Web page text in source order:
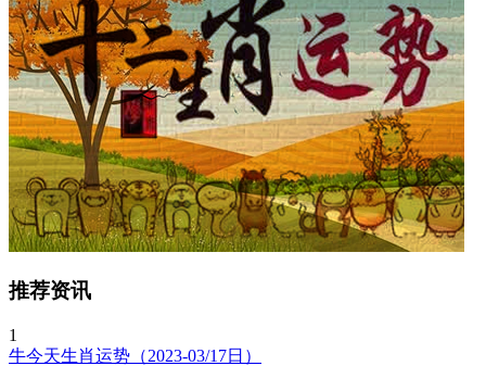
推荐资讯
1
牛今天生肖运势（2023-03/17日）